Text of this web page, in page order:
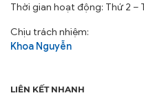
Thời gian hoạt động: Thứ 2 –
Chịu trách nhiệm:
Khoa Nguyễn
LIÊN KẾT NHANH